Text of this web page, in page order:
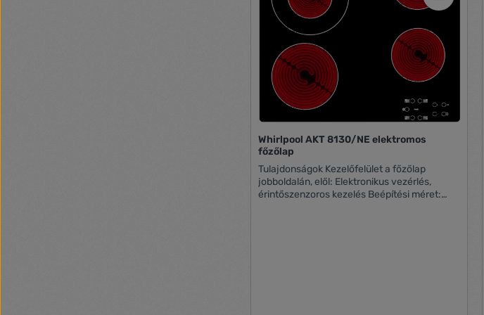
Whirlpool AKT 8130/NE elektromos
főzőlap
Tulajdonságok Kezelőfelület a főzőlap
jobboldalán, elől: Elektronikus vezérlés,
érintőszenzoros kezelés Beépítési méret: